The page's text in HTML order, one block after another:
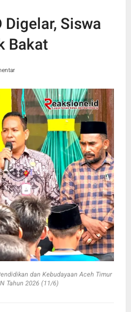
Digelar, Siswa
Bakat
dan Kebudayaan Aceh Timur
Tahun 2026 (11/6)